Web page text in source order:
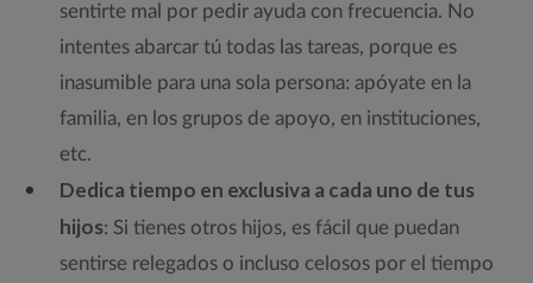
sentirte mal por pedir ayuda con frecuencia. No
intentes abarcar tú todas las tareas, porque es
inasumible para una sola persona: apóyate en la
familia, en los grupos de apoyo, en instituciones,
etc.
Dedica tiempo en exclusiva a cada uno de tus
hijos: Si tienes otros hijos, es fácil que puedan
sentirse relegados o incluso celosos por el tiempo